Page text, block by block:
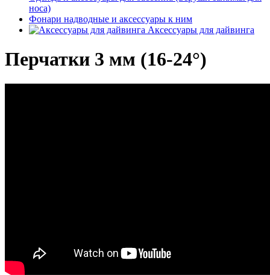
носа)
Фонари надводные и аксессуары к ним
Аксессуары для дайвинга
Перчатки 3 мм (16-24°)